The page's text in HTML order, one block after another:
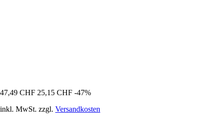
47,49 CHF 25,15 CHF -47%
inkl. MwSt. zzgl. Versandkosten